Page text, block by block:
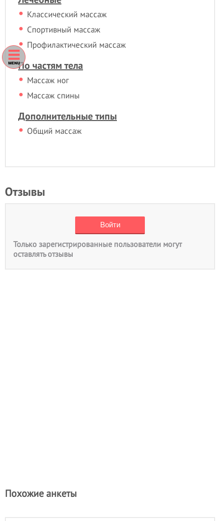
Классический массаж
Спортивный массаж
Профилактический массаж
По частям тела
Массаж ног
Массаж спины
Дополнительные типы
Общий массаж
Отзывы
Только зарегистрированные пользователи могут
оставлять отзывы
Похожие анкеты